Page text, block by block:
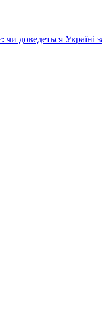
чи доведеться Україні